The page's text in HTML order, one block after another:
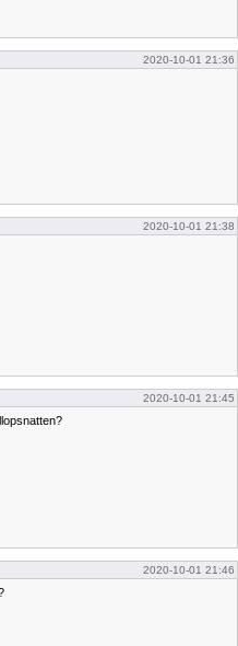
2020-10-01 21:36
2020-10-01 21:38
2020-10-01 21:45
2020-10-01 21:46